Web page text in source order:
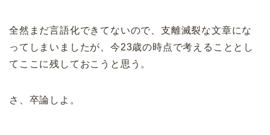
全然まだ言語化できてないので、支離滅裂な文章にな
ってしまいましたが、今23歳の時点で考えることとし
てここに残しておこうと思う。
さ、卒論しよ。